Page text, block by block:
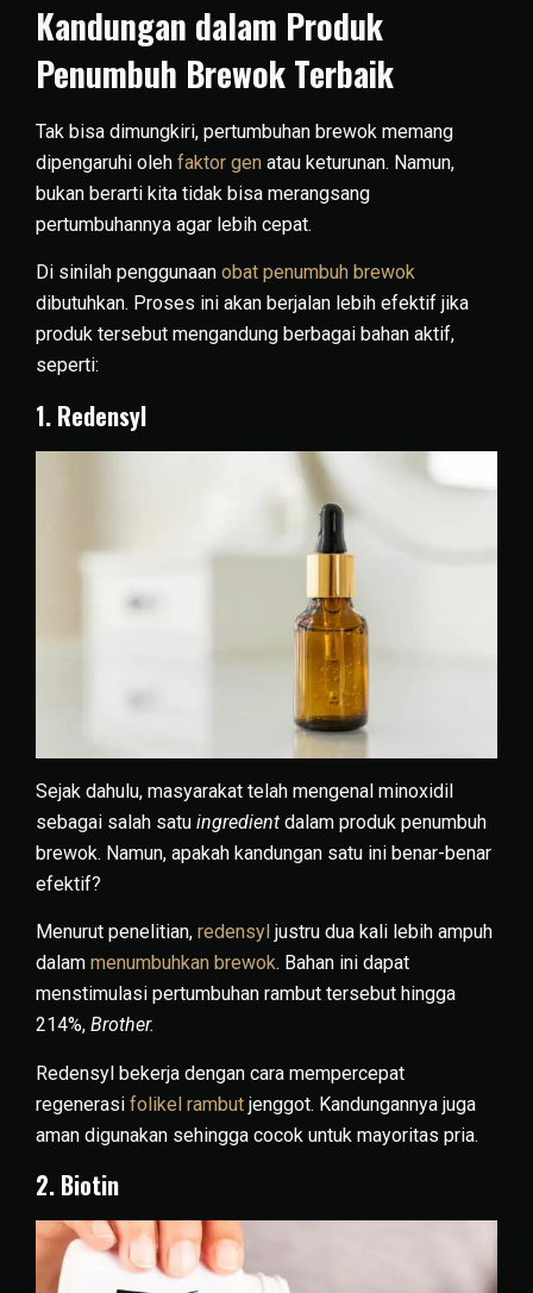
Kandungan dalam Produk
Penumbuh Brewok Terbaik
Tak bisa dimungkiri, pertumbuhan brewok memang
dipengaruhi oleh faktor gen atau keturunan. Namun,
bukan berarti kita tidak bisa merangsang
pertumbuhannya agar lebih cepat.
Di sinilah penggunaan obat penumbuh brewok
dibutuhkan. Proses ini akan berjalan lebih efektif jika
produk tersebut mengandung berbagai bahan aktif,
seperti:
1. Redensyl
Sejak dahulu, masyarakat telah mengenal minoxidil
sebagai salah satu ingredient dalam produk penumbuh
brewok. Namun, apakah kandungan satu ini benar-benar
efektif?
Menurut penelitian, redensyl justru dua kali lebih ampuh
dalam menumbuhkan brewok. Bahan ini dapat
menstimulasi pertumbuhan rambut tersebut hingga
214%, Brother.
Redensyl bekerja dengan cara mempercepat
regenerasi folikel rambut jenggot. Kandungannya juga
aman digunakan sehingga cocok untuk mayoritas pria.
2. Biotin